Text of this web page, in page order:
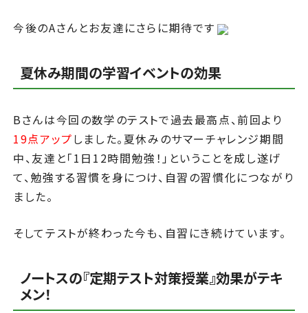
今後のAさんとお友達にさらに期待です
夏休み期間の学習イベントの効果
Bさんは今回の数学のテストで過去最高点、前回より
19点アップしました。夏休みのサマーチャレンジ期間
中、友達と「1日12時間勉強！」ということを成し遂げ
て、勉強する習慣を身につけ、自習の習慣化につながり
ました。
そしてテストが終わった今も、自習にき続けています。
ノートスの『定期テスト対策授業』効果がテキ
メン！